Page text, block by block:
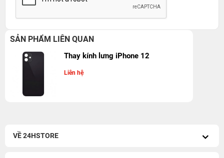
SẢN PHẨM LIÊN QUAN
Thay kính lưng iPhone 12
Liên hệ
VỀ 24HSTORE